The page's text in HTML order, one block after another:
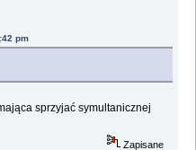
pm
sprzyjać symultanicznej
Zapisane